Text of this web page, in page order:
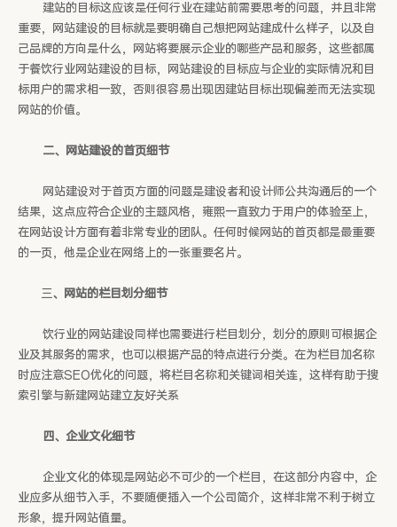
建站的目标这应该是任何行业在建站前需要思考的问题，并且非常
重要，网站建设的目标就是要明确自己想把网站建成什么样子，以及自
己品牌的方向是什么，网站将要展示企业的哪些产品和服务，这些都属
于餐饮行业网站建设的目标，网站建设的目标应与企业的实际情况和目
标用户的需求相一致，否则很容易出现因建站目标出现偏差而无法实现
网站的价值。
二、网站建设的首页细节
网站建设对于首页方面的问题是建设者和设计师公共沟通后的一个
结果，这点应符合企业的主题风格，雍熙一直致力于用户的体验至上，
在网站设计方面有着非常专业的团队。任何时候网站的首页都是最重要
的一页，他是企业在网络上的一张重要名片。
三、网站的栏目划分细节
饮行业的网站建设同样也需要进行栏目划分，划分的原则可根据企
业及其服务的需求，也可以根据产品的特点进行分类。在为栏目加名称
时应注意SEO优化的问题，将栏目名称和关键词相关连，这样有助于搜
索引擎与新建网站建立友好关系
四、企业文化细节
企业文化的体现是网站必不可少的一个栏目，在这部分内容中，企
业应多从细节入手，不要随便插入一个公司简介，这样非常不利于树立
形象，提升网站值量。